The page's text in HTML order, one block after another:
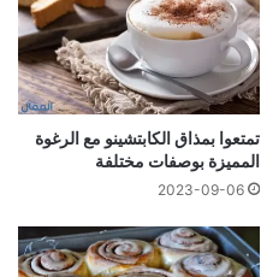
تمتعوا بمذاق الكابتشينو مع الرغوة
المميزة بوصفات مختلفة
2023-09-06